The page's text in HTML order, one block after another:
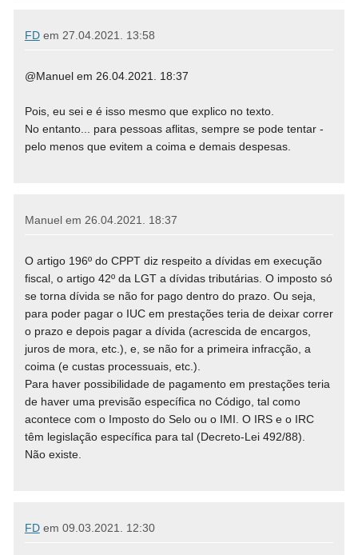
FDem 27.04.2021. 13:58
@Manuel em 26.04.2021. 18:37
Pois, eu sei e é isso mesmo que explico no texto.
No entanto... para pessoas aflitas, sempre se pode tentar -
pelo menos que evitem a coima e demais despesas.
Manuel em 26.04.2021. 18:37
O artigo 196º do CPPT diz respeito a dívidas em execução
fiscal, o artigo 42º da LGT a dívidas tributárias. O imposto só
se torna dívida se não for pago dentro do prazo. Ou seja,
para poder pagar o IUC em prestações teria de deixar correr
o prazo e depois pagar a dívida (acrescida de encargos,
juros de mora, etc.), e, se não for a primeira infracção, a
coima (e custas processuais, etc.).
Para haver possibilidade de pagamento em prestações teria
de haver uma previsão específica no Código, tal como
acontece com o Imposto do Selo ou o IMI. O IRS e o IRC
têm legislação específica para tal (Decreto-Lei 492/88).
Não existe.
FDem 09.03.2021. 12:30